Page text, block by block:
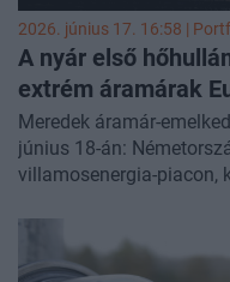
2026. június 17. 16:58 |
A nyár első
extrém áramárak
Meredek áramár-
június 18-án:
villamosenergia-piacon,
hajtja, köztük az